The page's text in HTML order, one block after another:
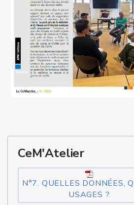
CeM'Atelier
N°7. QUELLES DONNÉES,
USAGES ?